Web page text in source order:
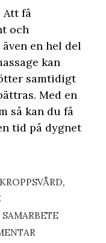
Att få
och
en hel del
kan
samtidigt
Med en
så kan du få
tid på dygnet
KROPPSVÅRD,
SAMARBETE